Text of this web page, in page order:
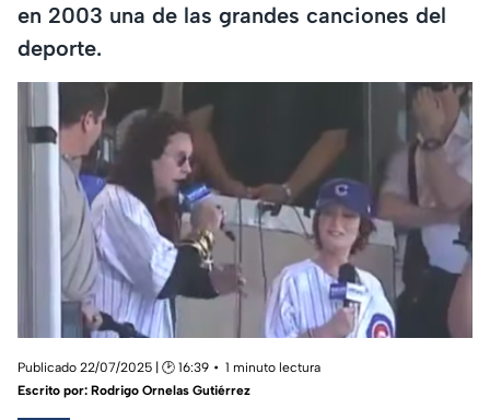
en 2003 una de las grandes canciones del
deporte.
Publicado 22/07/2025 | 🕑 16:39
1 minuto lectura
Escrito por: Rodrigo Ornelas Gutiérrez